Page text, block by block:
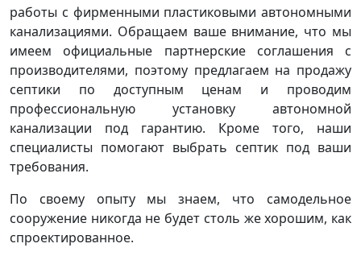
работы с фирменными пластиковыми автономными
канализациями. Обращаем ваше внимание, что мы
имеем официальные партнерские соглашения с
производителями, поэтому предлагаем на продажу
септики по доступным ценам и проводим
профессиональную установку автономной
канализации под гарантию. Кроме того, наши
специалисты помогают выбрать септик под ваши
требования.
По своему опыту мы знаем, что самодельное
сооружение никогда не будет столь же хорошим, как
спроектированное.